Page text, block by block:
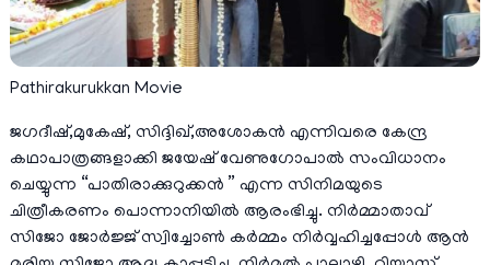
Pathirakurukkan Movie
ജഗദീഷ്,മുകേഷ്, സിദ്ദിഖ്,അശോകൻ എന്നിവരെ കേന്ദ്ര
കഥാപാത്രങ്ങളാക്കി ജയേഷ് വേണുഗോപാൽ സംവിധാനം
ചെയ്യുന്ന “പാതിരാക്കുറുക്കൻ ” എന്ന സിനിമയുടെ
ചിത്രീകരണം പൊന്നാനിയിൽ ആരംഭിച്ചു. നിർമ്മാതാവ്
സിജോ ജോർജ്ജ് സ്വിച്ചോൺ കർമ്മം നിർവ്വഹിച്ചപ്പോൾ ആൻ